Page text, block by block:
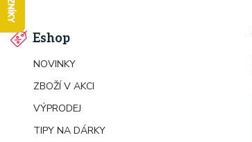
Eshop
NOVINKY
ZBOŽÍ V AKCI
VÝPRODEJ
TIPY NA DÁRKY